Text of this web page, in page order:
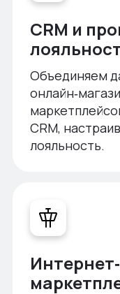
CRM и
Объединяем
CRM,
лояльность.